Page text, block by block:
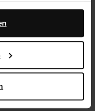
Google voor
informatie over
gebruikt, vindt u op